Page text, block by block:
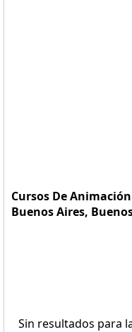
Cursos De
Buenos Aires,
Sin resultados para